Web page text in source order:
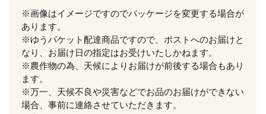
※画像はイメージですのでパッケージを変更する場合が
あります。
※ゆうパケット配達商品ですので、ポストへのお届けと
なり、お届け日の指定はお受けいたしかねます。
※農作物の為、天候によりお届けが前後する場合もあり
ます。
※万一、天候不良や災害などでお品のお届けができない
場合、事前に連絡させていただきます。